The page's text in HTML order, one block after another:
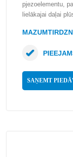
pjezoelementu,
lielākajai daļai
SAŅEMT